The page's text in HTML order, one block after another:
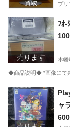
プリ
売ります
ﾌｵ-
木幡
◆商品説明◆ *画像にて
京都 宇治市
ャ